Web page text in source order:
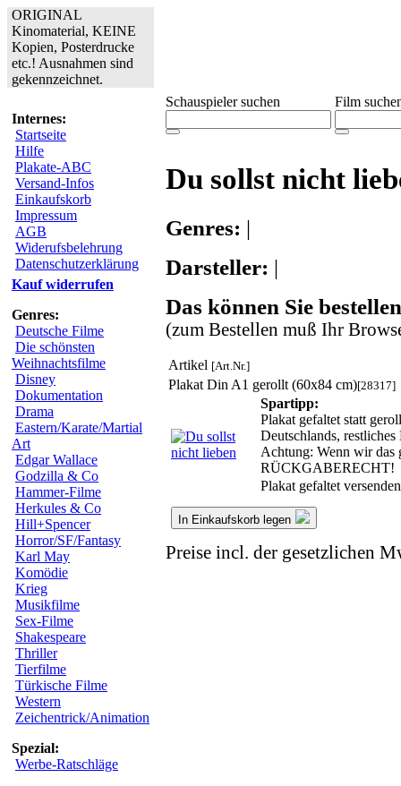
ORIGINAL
Kinomaterial, KEINE
Kopien, Posterdrucke
etc.! Ausnahmen sind
gekennzeichnet.
Internes:
Startseite
Hilfe
Plakate-ABC
Versand-Infos
Einkaufskorb
Impressum
AGB
Widerufsbelehrung
Datenschutzerklärung
Kauf widerrufen
Genres:
Deutsche Filme
Die schönsten
Weihnachtsfilme
Disney
Dokumentation
Drama
Eastern/Karate/Martial
Art
Edgar Wallace
Godzilla & Co
Hammer-Filme
Herkules & Co
Hill+Spencer
Horror/SF/Fantasy
Karl May
Komödie
Krieg
Musikfilme
Sex-Filme
Shakespeare
Thriller
Tierfilme
Türkische Filme
Western
Zeichentrick/Animation
Spezial:
Werbe-Ratschläge
Schauspieler suchen Film
Du sollst nicht
Genres: |
Darsteller: |
Das können Sie
(zum Bestellen muß Ihr
Artikel [Art.Nr.]
Plakat Din A1 gerollt (60x84 cm)[28317]
Spartipp:
Plakat gefaltet statt
Deutschlands,
Achtung: Wenn wir das
RÜCKGABERECHT!
Plakat gefaltet
In Einkaufskorb legen
Preise incl. der gesetzlichen